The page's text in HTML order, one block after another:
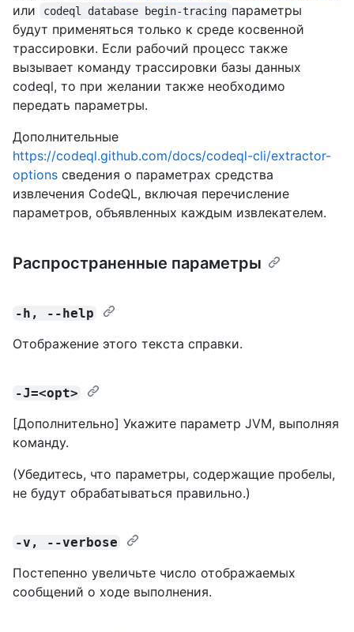
или
codeql database begin-tracing параметры
будут применяться только к среде косвенной
трассировки. Если рабочий процесс также
вызывает команду трассировки базы данных
codeql, то при желании также необходимо
передать параметры.
Дополнительные
https://codeql.github.com/docs/codeql-cli/extractor-
options сведения о параметрах средства
извлечения CodeQL, включая перечисление
параметров, объявленных каждым извлекателем.
Распространенные параметры
-h, --help
Отображение этого текста справки.
-J=<opt>
[Дополнительно] Укажите параметр JVM, выполняя
команду.
(Убедитесь, что параметры, содержащие пробелы,
не будут обрабатываться правильно.)
-v, --verbose
Постепенно увеличьте число отображаемых
сообщений о ходе выполнения.